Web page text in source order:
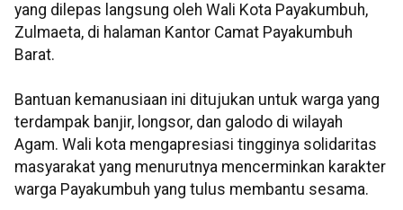
yang dilepas langsung oleh Wali Kota Payakumbuh,
Zulmaeta, di halaman Kantor Camat Payakumbuh
Barat.
Bantuan kemanusiaan ini ditujukan untuk warga yang
terdampak banjir, longsor, dan galodo di wilayah
Agam. Wali kota mengapresiasi tingginya solidaritas
masyarakat yang menurutnya mencerminkan karakter
warga Payakumbuh yang tulus membantu sesama.